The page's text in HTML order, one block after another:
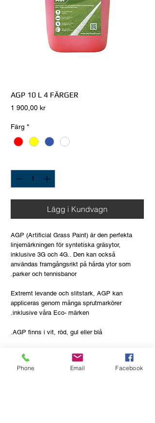
AGP 10 L 4 FÄRGER
1 900,00 krPris
Färg *
Lägg i Kundvagn
AGP (Artificial Grass Paint) är den perfekta
linjemärkningen för syntetiska gräsytor,
inklusive 3G och 4G.. Den kan också
användas framgångsrikt på hårda ytor som
parker och tennisbanor.
Extremt levande och slitstark, AGP kan
appliceras genom många sprutmarkörer
inklusive våra Eco- märken.
AGP finns i vit, röd, gul eller blå.
till att mattan redan har borstats (om
gummikorr) och är helt torr. Låt färgen torka i
Phone Email Facebook